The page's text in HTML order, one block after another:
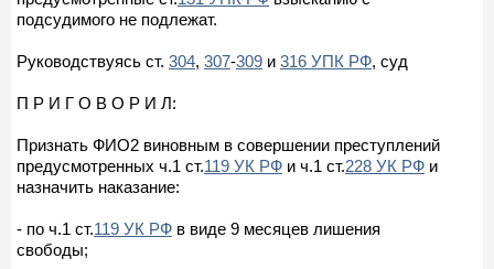
подсудимого не подлежат.
Руководствуясь ст. 304, 307-309 и 316 УПК РФ, суд
П Р И Г О В О Р И Л:
Признать ФИО2 виновным в совершении преступлений
предусмотренных ч.1 ст.119 УК РФ и ч.1 ст.228 УК РФ и
назначить наказание:
- по ч.1 ст.119 УК РФ в виде 9 месяцев лишения
свободы;